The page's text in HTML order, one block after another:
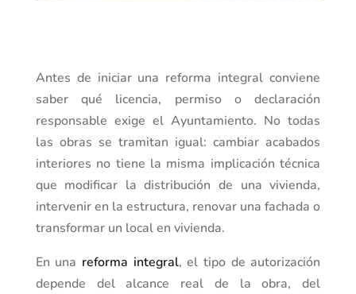
Antes de iniciar una reforma integral conviene
saber qué licencia, permiso o declaración
responsable exige el Ayuntamiento. No todas
las obras se tramitan igual: cambiar acabados
interiores no tiene la misma implicación técnica
que modificar la distribución de una vivienda,
intervenir en la estructura, renovar una fachada o
transformar un local en vivienda.
En una reforma integral, el tipo de autorización
depende del alcance real de la obra, del